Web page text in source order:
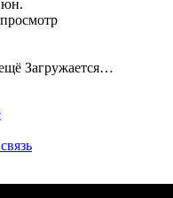
Загружается…